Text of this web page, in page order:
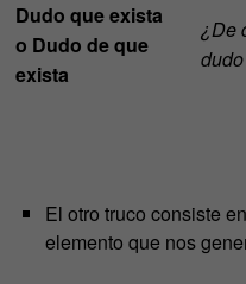
Dudo que exista
o Dudo de que
exista
¿De
El otro truco consiste en
elemento que nos